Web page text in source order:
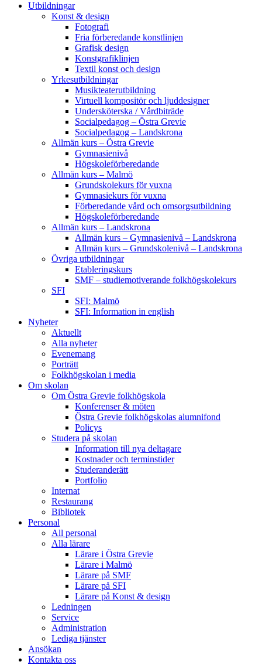
Utbildningar
Konst & design
Fotografi
Fria förberedande konstlinjen
Grafisk design
Konstgrafiklinjen
Textil konst och design
Yrkesutbildningar
Musikteaterutbildning
Virtuell kompositör och ljuddesigner
Undersköterska / Vårdbiträde
Socialpedagog – Östra Grevie
Socialpedagog – Landskrona
Allmän kurs – Östra Grevie
Gymnasienivå
Högskoleförberedande
Allmän kurs – Malmö
Grundskolekurs för vuxna
Gymnasiekurs för vuxna
Förberedande vård och omsorgsutbildning
Högskoleförberedande
Allmän kurs – Landskrona
Allmän kurs – Gymnasienivå – Landskrona
Allmän kurs – Grundskolenivå – Landskrona
Övriga utbildningar
Etableringskurs
SMF – studiemotiverande folkhögskolekurs
SFI
SFI: Malmö
SFI: Information in english
Nyheter
Aktuellt
Alla nyheter
Evenemang
Porträtt
Folkhögskolan i media
Om skolan
Om Östra Grevie folkhögskola
Konferenser & möten
Östra Grevie folkhögskolas alumnifond
Policys
Studera på skolan
Information till nya deltagare
Kostnader och terminstider
Studeranderätt
Portfolio
Internat
Restaurang
Bibliotek
Personal
All personal
Alla lärare
Lärare i Östra Grevie
Lärare i Malmö
Lärare på SMF
Lärare på SFI
Lärare på Konst & design
Ledningen
Service
Administration
Lediga tjänster
Ansökan
Kontakta oss